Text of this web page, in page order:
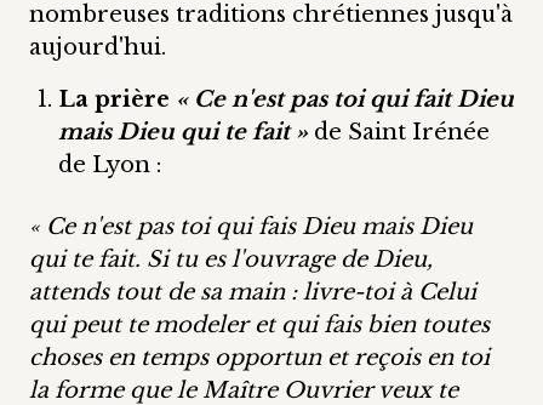
nombreuses traditions chrétiennes jusqu'à
aujourd'hui.
La prière « Ce n'est pas toi qui fait Dieu
mais Dieu qui te fait » de Saint Irénée
de Lyon :
« Ce n'est pas toi qui fais Dieu mais Dieu
qui te fait. Si tu es l'ouvrage de Dieu,
attends tout de sa main : livre-toi à Celui
qui peut te modeler et qui fais bien toutes
choses en temps opportun et reçois en toi
la forme que le Maître Ouvrier veux te